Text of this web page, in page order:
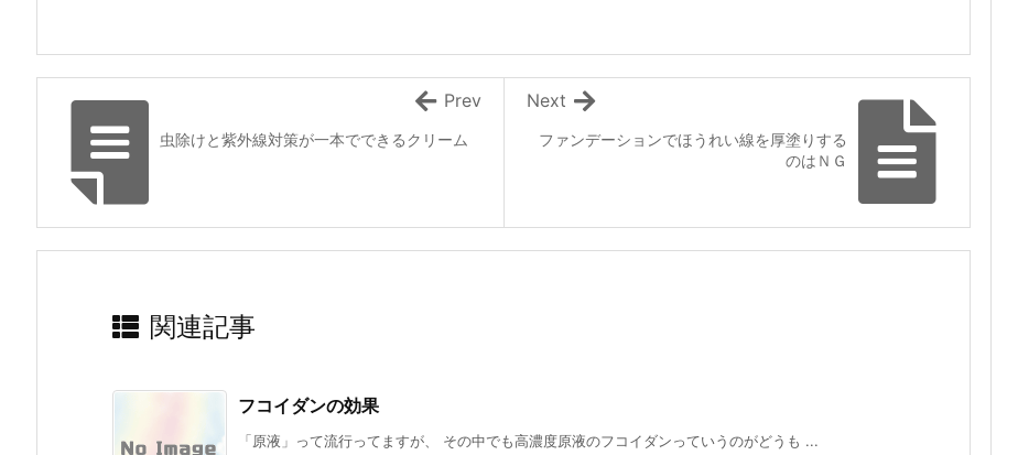
ファンデーションでほうれい線を厚塗りする
のはＮＧ
Next
虫除けと紫外線対策が一本でできるクリーム
Prev
関連記事
フコイダンの効果
「原液」って流行ってますが、 その中でも高濃度原液のフコイダンっていうのがどうも ...